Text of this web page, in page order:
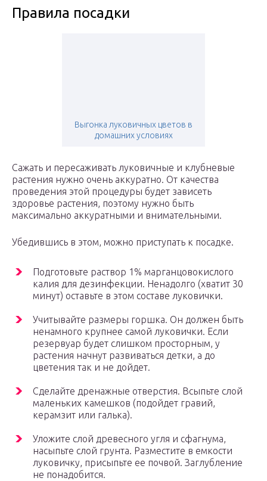
Правила посадки
Выгонка луковичных цветов в
домашних условиях
Сажать и пересаживать луковичные и клубневые
растения нужно очень аккуратно. От качества
проведения этой процедуры будет зависеть
здоровье растения, поэтому нужно быть
максимально аккуратными и внимательными.
Убедившись в этом, можно приступать к посадке.
Подготовьте раствор 1% марганцовокислого
калия для дезинфекции. Ненадолго (хватит 30
минут) оставьте в этом составе луковички.
Учитывайте размеры горшка. Он должен быть
ненамного крупнее самой луковички. Если
резервуар будет слишком просторным, у
растения начнут развиваться детки, а до
цветения так и не дойдет.
Сделайте дренажные отверстия. Всыпьте слой
маленьких камешков (подойдет гравий,
керамзит или галька).
Уложите слой древесного угля и сфагнума,
насыпьте слой грунта. Разместите в емкости
луковичку, присыпьте ее почвой. Заглубление
не понадобится.